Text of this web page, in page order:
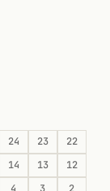
24 23
22
14 13
12